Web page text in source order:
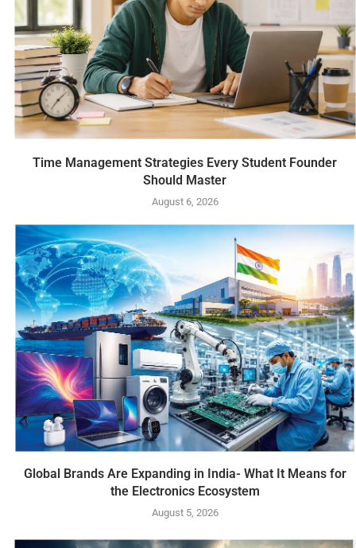
Time Management Strategies Every Student Founder
Should Master
August 6, 2026
Global Brands Are Expanding in India- What It Means for
the Electronics Ecosystem
August 5, 2026